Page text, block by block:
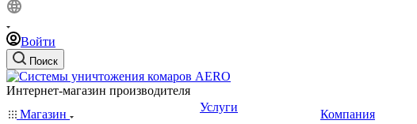
Войти
Поиск
Интернет-магазин производителя
Магазин
Услуги
Компания